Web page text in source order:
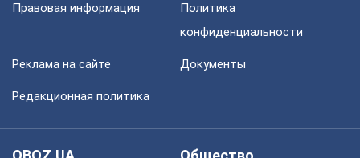
Правовая информация
Политика
конфиденциальности
Реклама на сайте Документы
Редакционная политика